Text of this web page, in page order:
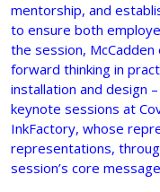
mentorship, and
to ensure both
the session,
forward thinking in
installation and design
keynote sessions at
InkFactory, whose
representations,
session’s core